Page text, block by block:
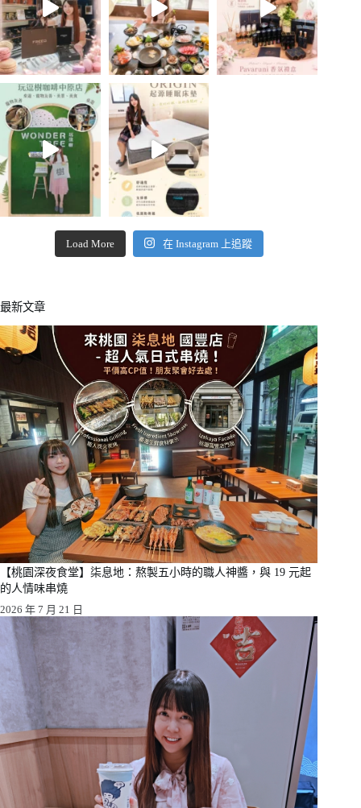
Load More 在 Instagram 上追蹤
最新文章
【桃園深夜食堂】柒息地：熬製五小時的職人神醬，與 19 元起
的人情味串燒
2026 年 7 月 21 日